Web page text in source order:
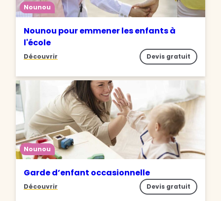
Nounou
Nounou pour emmener les enfants à
l'école
Découvrir Devis gratuit
Nounou
Garde d’enfant occasionnelle
Découvrir Devis gratuit